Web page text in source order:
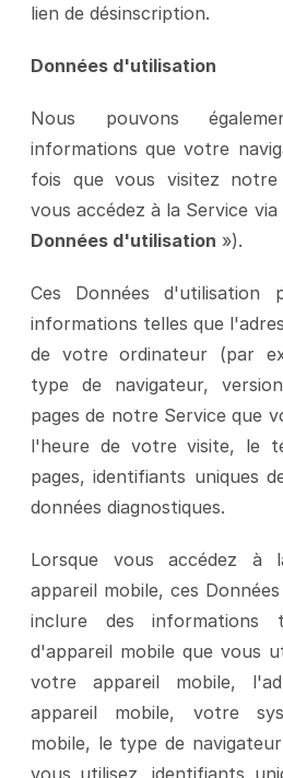
lien de désinscription.
Données d'utilisation
Nous pouvons
informations que votre
fois que vous visitez
Données d'utilisation »).
Ces Données d'utilisation
informations telles que
de votre ordinateur (par
type de navigateur,
pages de notre Service que
l'heure de votre visite, le
pages, identifiants uniques
données diagnostiques.
Lorsque vous accédez à
appareil mobile, ces
inclure des
d'appareil mobile que vous
votre appareil mobile,
appareil mobile, votre
mobile, le type de
vous utilisez, identifiants